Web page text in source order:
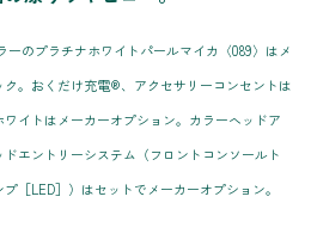
のプラチナホワイトパールマイカ〈089〉はメ
。おくだけ充電®、アクセサリーコンセントは
イトはメーカーオプション。カラーヘッドア
エントリーシステム（フロントコンソールト
［LED］）はセットでメーカーオプション。